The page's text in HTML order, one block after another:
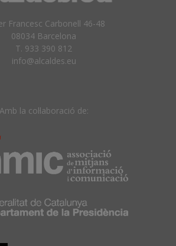
Francesc Carbonell 46-48
08034 Barcelona
T. 933 390 812
info@alcaldes.eu
Amb la col·laboració de: